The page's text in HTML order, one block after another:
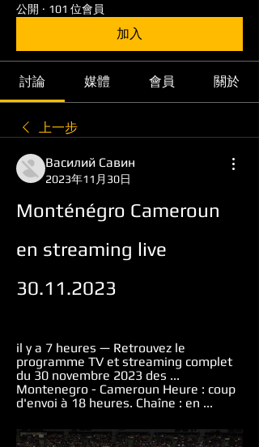
公開 · 101 位會員
加入
討論 媒體 會員 關於
上一步
Василий Савин
2023年11月30日
Monténégro Cameroun
en streaming live
30.11.2023
il y a 7 heures — Retrouvez le
programme TV et streaming complet
du 30 novembre 2023 des ...
Montenegro - Cameroun Heure : coup
d'envoi à 18 heures. Chaîne : en ...